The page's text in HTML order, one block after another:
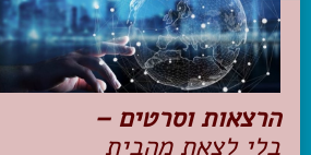
יעדים
טיולים בישראל
מלונות בוטיק בישראל
טיפים והמלצות
הכנות לנסיעה
טיולי ג'יפים
הרצאות וסרטים –
בלי לצאת מהבית